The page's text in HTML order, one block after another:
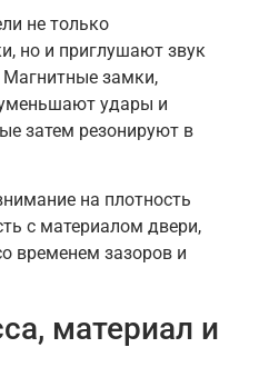
не только
но и приглушают звук
замки,
удары и
затем резонируют в
на плотность
с материалом двери,
временем зазоров и
материал и